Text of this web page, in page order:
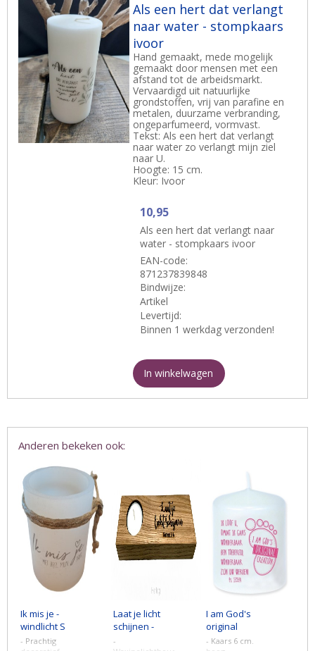
Als een hert dat verlangt
naar water - stompkaars
ivoor
Hand gemaakt, mede mogelijk
gemaakt door mensen met een
afstand tot de arbeidsmarkt.
Vervaardigd uit natuurlijke
grondstoffen, vrij van parafine en
metalen, duurzame verbranding,
ongeparfumeerd, vormvast.
Tekst: Als een hert dat verlangt
naar water zo verlangt mijn ziel
naar U.
Hoogte: 15 cm.
Kleur: Ivoor
10,95
Als een hert dat verlangt naar
water - stompkaars ivoor
EAN-code:
871237839848
Bindwijze:
Artikel
Levertijd:
Binnen 1 werkdag verzonden!
In winkelwagen
Anderen bekeken ook:
Ik mis je -
windlicht S
ivoor
- Prachtig
Laat je licht
schijnen -
waxinelichthouder
-
I am God's
original
creation -
- Kaars 6 cm.